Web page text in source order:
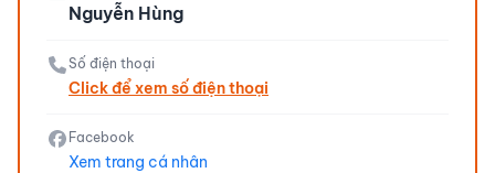
Nguyễn Hùng
Số điện thoại
Click để xem số điện thoại
Facebook
Xem trang cá nhân